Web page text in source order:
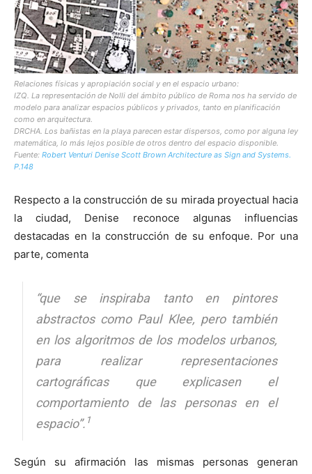
Relaciones físicas y apropiación social y en el espacio urbano:
IZQ. La representación de Nolli del ámbito público de Roma nos ha servido de
modelo para analizar espacios públicos y privados, tanto en planificación
como en arquitectura.
DRCHA. Los bañistas en la playa parecen estar dispersos, como por alguna ley
matemática, lo más lejos posible de otros dentro del espacio disponible.
Fuente: Robert Venturi Denise Scott Brown Architecture as Sign and Systems.
P.148
Respecto a la construcción de su mirada proyectual hacia
la ciudad, Denise reconoce algunas influencias
destacadas en la construcción de su enfoque. Por una
parte, comenta
“que se inspiraba tanto en pintores
abstractos como Paul Klee, pero también
en los algoritmos de los modelos urbanos,
para realizar representaciones
cartográficas que explicasen el
comportamiento de las personas en el
espacio”. 1
Según su afirmación las mismas personas generan